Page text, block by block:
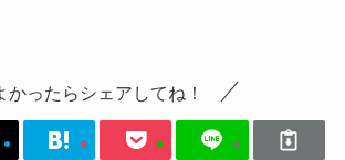
かったらシェアしてね！